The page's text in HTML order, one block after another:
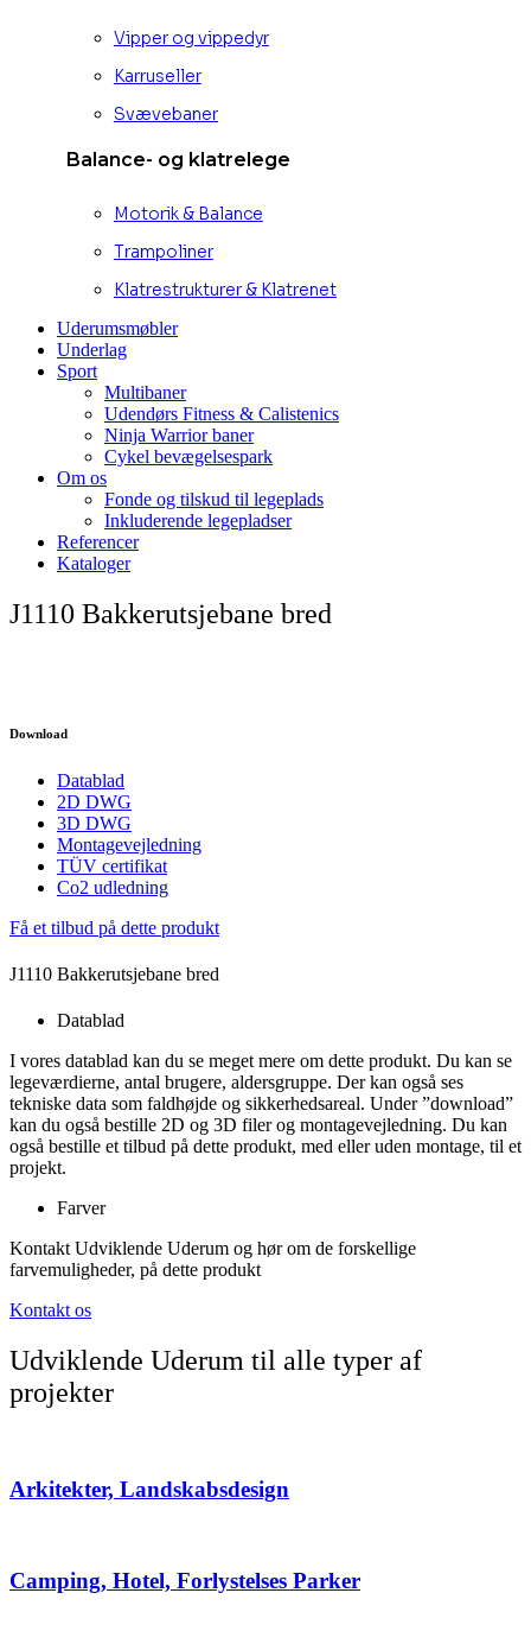
Vipper og vippedyr
Karruseller
Svævebaner
Balance- og klatrelege
Motorik & Balance
Trampoliner
Klatrestrukturer & Klatrenet
Uderumsmøbler
Underlag
Sport
Multibaner
Udendørs Fitness & Calistenics
Ninja Warrior baner
Cykel bevægelsespark
Om os
Fonde og tilskud til legeplads
Inkluderende legepladser
Referencer
Kataloger
J1110 Bakkerutsjebane bred
Download
Datablad
2D DWG
3D DWG
Montagevejledning
TÜV certifikat
Co2 udledning
Få et tilbud på dette produkt
J1110 Bakkerutsjebane bred
Datablad
I vores datablad kan du se meget mere om dette produkt. Du kan se
legeværdierne, antal brugere, aldersgruppe. Der kan også ses
tekniske data som faldhøjde og sikkerhedsareal. Under ”download”
kan du også bestille 2D og 3D filer og montagevejledning. Du kan
også bestille et tilbud på dette produkt, med eller uden montage, til et
projekt.
Farver
Kontakt Udviklende Uderum og hør om de forskellige
farvemuligheder, på dette produkt
Kontakt os
Udviklende Uderum til alle typer af
projekter
Arkitekter, Landskabsdesign
Camping, Hotel, Forlystelses Parker